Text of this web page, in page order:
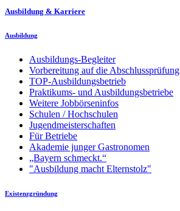
Ausbildung & Karriere
Ausbildung
Ausbildungs-Begleiter
Vorbereitung auf die Abschlussprüfung
TOP-Ausbildungsbetrieb
Praktikums- und Ausbildungsbetriebe
Weitere Jobbörseninfos
Schulen / Hochschulen
Jugendmeisterschaften
Für Betriebe
Akademie junger Gastronomen
„Bayern schmeckt.“
"Ausbildung macht Elternstolz"
Existenzgründung